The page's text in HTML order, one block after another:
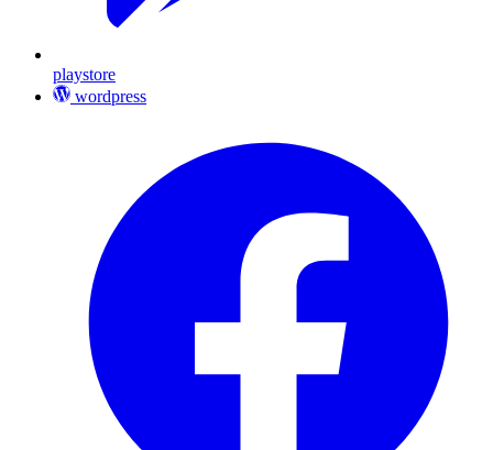
playstore
wordpress